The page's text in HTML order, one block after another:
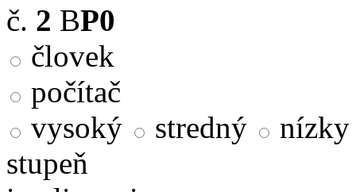
č. 2 BP0
človek
počítač
vysoký
stredný
nízky
stupeň